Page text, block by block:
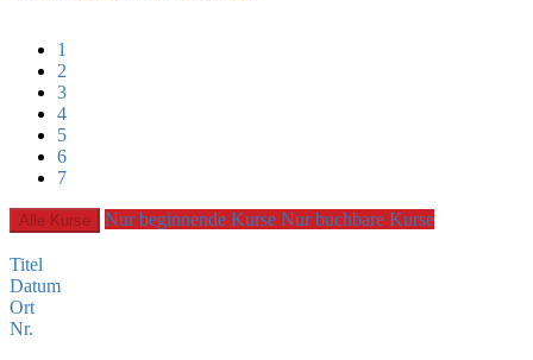
1
2
3
4
5
6
7
Alle Kurse Nur beginnende Kurse Nur buchbare Kurse
Titel
Datum
Ort
Nr.